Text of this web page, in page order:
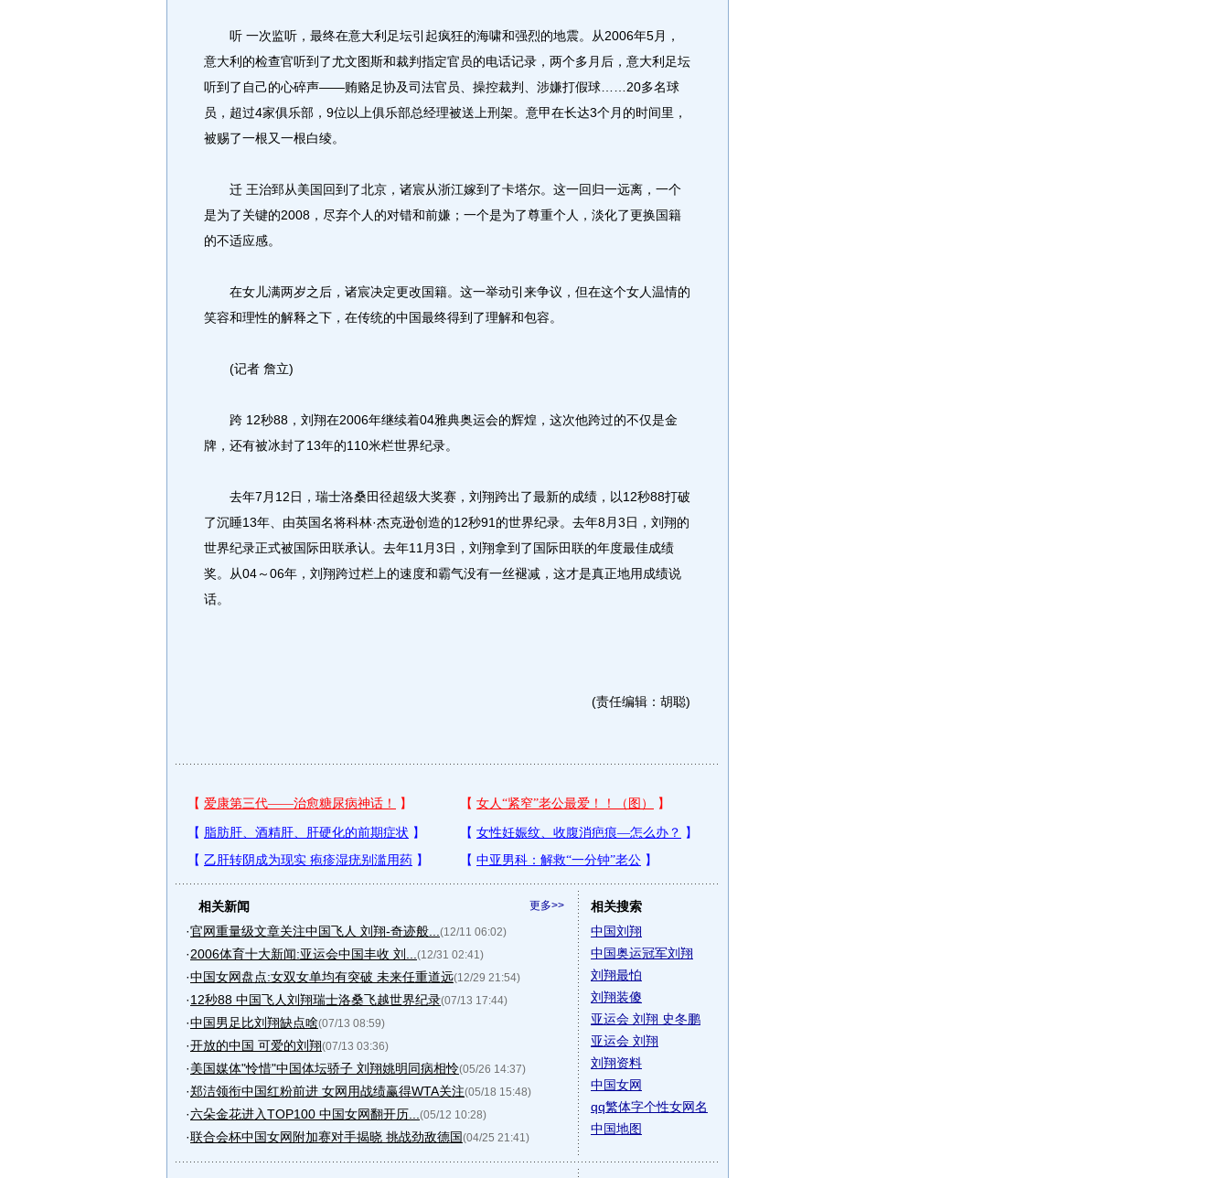
听 一次监听，最终在意大利足坛引起疯狂的海啸和强烈的地震。从2006年5月，
意大利的检查官听到了尤文图斯和裁判指定官员的电话记录，两个多月后，意大利足坛
听到了自己的心碎声——贿赂足协及司法官员、操控裁判、涉嫌打假球……20多名球
员，超过4家俱乐部，9位以上俱乐部总经理被送上刑架。意甲在长达3个月的时间里，
被赐了一根又一根白绫。
迁 王治郅从美国回到了北京，诸宸从浙江嫁到了卡塔尔。这一回归一远离，一个
是为了关键的2008，尽弃个人的对错和前嫌；一个是为了尊重个人，淡化了更换国籍
的不适应感。
在女儿满两岁之后，诸宸决定更改国籍。这一举动引来争议，但在这个女人温情的
笑容和理性的解释之下，在传统的中国最终得到了理解和包容。
(记者 詹立)
跨 12秒88，刘翔在2006年继续着04雅典奥运会的辉煌，这次他跨过的不仅是金
牌，还有被冰封了13年的110米栏世界纪录。
去年7月12日，瑞士洛桑田径超级大奖赛，刘翔跨出了最新的成绩，以12秒88打破
了沉睡13年、由英国名将科林·杰克逊创造的12秒91的世界纪录。去年8月3日，刘翔的
世界纪录正式被国际田联承认。去年11月3日，刘翔拿到了国际田联的年度最佳成绩
奖。从04～06年，刘翔跨过栏上的速度和霸气没有一丝褪减，这才是真正地用成绩说
话。
(责任编辑：胡聪)
更多>>
相关新闻
·官网重量级文章关注中国飞人 刘翔-奇迹般... (12/11 06:02)
·2006体育十大新闻:亚运会中国丰收 刘... (12/31 02:41)
·中国女网盘点:女双女单均有突破 未来任重道远(12/29 21:54)
·12秒88 中国飞人刘翔瑞士洛桑飞越世界纪录(07/13 17:44)
·中国男足比刘翔缺点啥(07/13 08:59)
·开放的中国 可爱的刘翔(07/13 03:36)
·美国媒体"怜惜"中国体坛骄子 刘翔姚明同病相怜(05/26 14:37)
·郑洁领衔中国红粉前进 女网用战绩赢得WTA关注(05/18 15:48)
·六朵金花进入TOP100 中国女网翻开历... (05/12 10:28)
·联合会杯中国女网附加赛对手揭晓 挑战劲敌德国(04/25 21:41)
相关搜索
中国刘翔
中国奥运冠军刘翔
刘翔最怕
刘翔装傻
亚运会 刘翔 史冬鹏
亚运会 刘翔
刘翔资料
中国女网
qq繁体字个性女网名
中国地图